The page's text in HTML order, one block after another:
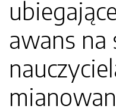
awans na